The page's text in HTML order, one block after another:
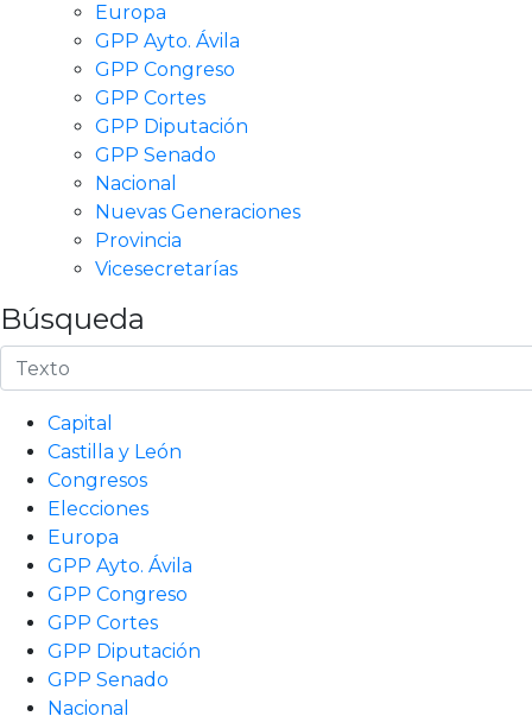
Europa
GPP Ayto. Ávila
GPP Congreso
GPP Cortes
GPP Diputación
GPP Senado
Nacional
Nuevas Generaciones
Provincia
Vicesecretarías
Búsqueda
Capital
Castilla y León
Congresos
Elecciones
Europa
GPP Ayto. Ávila
GPP Congreso
GPP Cortes
GPP Diputación
GPP Senado
Nacional